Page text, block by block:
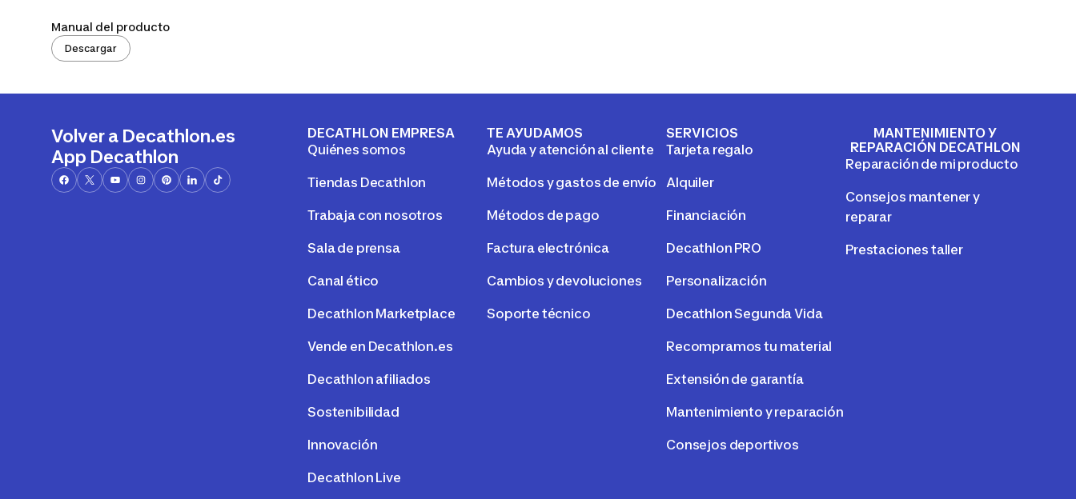
Manual del producto
Descargar
Volver a Decathlon.es
App Decathlon
DECATHLON EMPRESA
Quiénes somos
Tiendas Decathlon
Trabaja con nosotros
Sala de prensa
Canal ético
Decathlon Marketplace
Vende en Decathlon.es
Decathlon afiliados
Sostenibilidad
Innovación
Decathlon Live
TE AYUDAMOS
Ayuda y atención al cliente
Métodos y gastos de envío
Métodos de pago
Factura electrónica
Cambios y devoluciones
Soporte técnico
SERVICIOS
Tarjeta regalo
Alquiler
Financiación
Decathlon PRO
Personalización
Decathlon Segunda Vida
Recompramos tu material
Extensión de garantía
Mantenimiento y reparación
Consejos deportivos
MANTENIMIENTO Y
REPARACIÓN DECATHLON
Reparación de mi producto
Consejos mantener y
reparar
Prestaciones taller